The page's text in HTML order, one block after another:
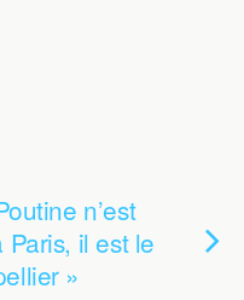
n’est
il est le
»